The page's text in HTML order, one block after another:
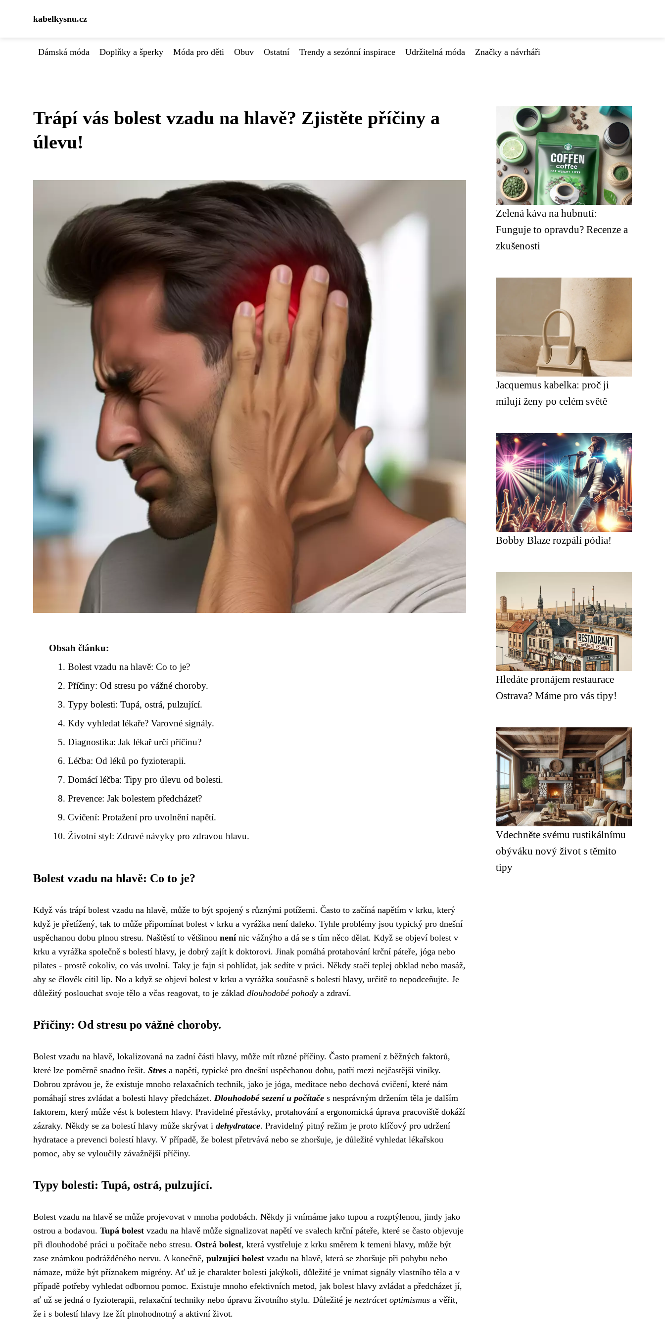
kabelkysnu.cz
Dámská móda Doplňky a šperky Móda pro děti Obuv Ostatní Trendy a sezónní inspirace Udržitelná móda Značky a návrháři
Trápí vás bolest vzadu na hlavě? Zjistěte příčiny a
úlevu!
Obsah článku:
Bolest vzadu na hlavě: Co to je?
Příčiny: Od stresu po vážné choroby.
Typy bolesti: Tupá, ostrá, pulzující.
Kdy vyhledat lékaře? Varovné signály.
Diagnostika: Jak lékař určí příčinu?
Léčba: Od léků po fyzioterapii.
Domácí léčba: Tipy pro úlevu od bolesti.
Prevence: Jak bolestem předcházet?
Cvičení: Protažení pro uvolnění napětí.
Životní styl: Zdravé návyky pro zdravou hlavu.
Bolest vzadu na hlavě: Co to je?
Když vás trápí bolest vzadu na hlavě, může to být spojený s různými potížemi. Často to začíná napětím v krku, který
když je přetížený, tak to může připomínat bolest v krku a vyrážka není daleko. Tyhle problémy jsou typický pro dnešní
uspěchanou dobu plnou stresu. Naštěstí to většinou nenínic vážnýho a dá se s tím něco dělat. Když se objeví bolest v
krku a vyrážka společně s bolestí hlavy, je dobrý zajít k doktorovi. Jinak pomáhá protahování krční páteře, jóga nebo
pilates - prostě cokoliv, co vás uvolní. Taky je fajn si pohlídat, jak sedíte v práci. Někdy stačí teplej obklad nebo masáž,
aby se člověk cítil líp. No a když se objeví bolest v krku a vyrážka současně s bolestí hlavy, určitě to nepodceňujte. Je
důležitý poslouchat svoje tělo a včas reagovat, to je základ dlouhodobé pohody a zdraví.
Příčiny: Od stresu po vážné choroby.
Bolest vzadu na hlavě, lokalizovaná na zadní části hlavy, může mít různé příčiny. Často pramení z běžných faktorů,
které lze poměrně snadno řešit. Stres a napětí, typické pro dnešní uspěchanou dobu, patří mezi nejčastější viníky.
Dobrou zprávou je, že existuje mnoho relaxačních technik, jako je jóga, meditace nebo dechová cvičení, které nám
pomáhají stres zvládat a bolesti hlavy předcházet. Dlouhodobé sezení u počítače s nesprávným držením těla je dalším
faktorem, který může vést k bolestem hlavy. Pravidelné přestávky, protahování a ergonomická úprava pracoviště dokáží
zázraky. Někdy se za bolestí hlavy může skrývat i dehydratace. Pravidelný pitný režim je proto klíčový pro udržení
hydratace a prevenci bolestí hlavy. V případě, že bolest přetrvává nebo se zhoršuje, je důležité vyhledat lékařskou
pomoc, aby se vyloučily závažnější příčiny.
Typy bolesti: Tupá, ostrá, pulzující.
Bolest vzadu na hlavě se může projevovat v mnoha podobách. Někdy ji vnímáme jako tupou a rozptýlenou, jindy jako
ostrou a bodavou. Tupá bolest vzadu na hlavě může signalizovat napětí ve svalech krční páteře, které se často objevuje
při dlouhodobé práci u počítače nebo stresu. Ostrá bolest, která vystřeluje z krku směrem k temeni hlavy, může být
zase známkou podrážděného nervu. A konečně, pulzující bolest vzadu na hlavě, která se zhoršuje při pohybu nebo
námaze, může být příznakem migrény. Ať už je charakter bolesti jakýkoli, důležité je vnímat signály vlastního těla a v
případě potřeby vyhledat odbornou pomoc. Existuje mnoho efektivních metod, jak bolest hlavy zvládat a předcházet jí,
ať už se jedná o fyzioterapii, relaxační techniky nebo úpravu životního stylu. Důležité je neztrácet optimismus a věřit,
že i s bolestí hlavy lze žít plnohodnotný a aktivní život.
Zelená káva na hubnutí:
Funguje to opravdu? Recenze a
zkušenosti
Jacquemus kabelka: proč ji
milují ženy po celém světě
Bobby Blaze rozpálí pódia!
Hledáte pronájem restaurace
Ostrava? Máme pro vás tipy!
Vdechněte svému rustikálnímu
obýváku nový život s těmito
tipy